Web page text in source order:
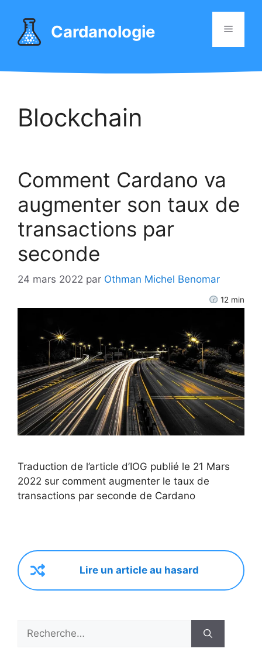
contenu
Cardanologie Menu
Blockchain
Comment Cardano va
augmenter son taux de
transactions par
seconde
24 mars 2022 par Othman Michel Benomar
12 min
Traduction de l’article d’IOG publié le 21 Mars
2022 sur comment augmenter le taux de
transactions par seconde de Cardano
Lire un article au hasard
Rechercher :